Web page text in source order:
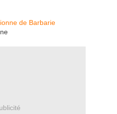
de Barbarie